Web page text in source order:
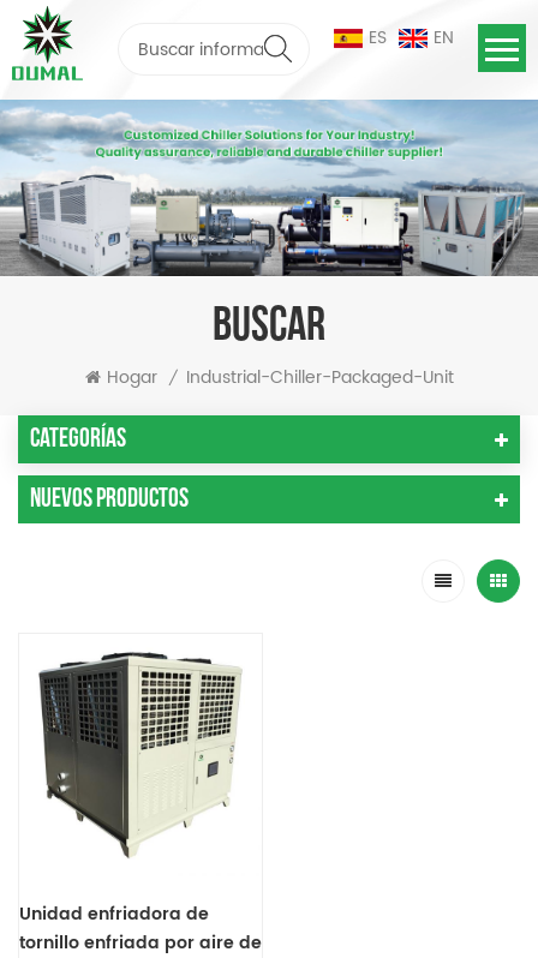
ES EN
BUSCAR
Hogar / Industrial-Chiller-Packaged-Unit
Categorías
Nuevos Productos
Unidad enfriadora de
tornillo enfriada por aire de